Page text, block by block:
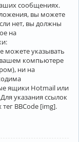
сообщениях.
вы можете
нет, вы должны
на
можете указывать
компьютере
ни на
ящики Hotmail или
указания ссылок
BBCode [img].